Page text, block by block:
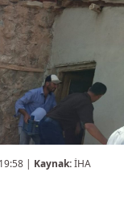
| Kaynak:İHA